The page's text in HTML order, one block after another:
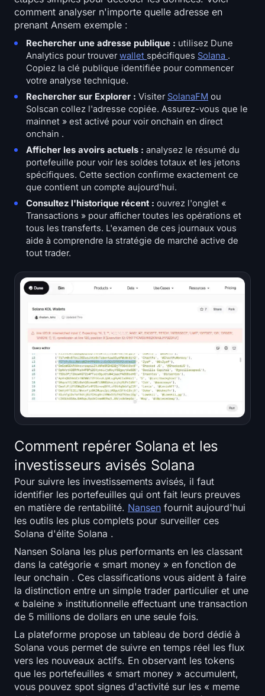
comment analyser n'importe quelle adresse en
prenant Ansem exemple :
Rechercher une adresse publique : utilisez Dune
Analytics pour trouver wallet spécifiques Solana .
Copiez la clé publique identifiée pour commencer
votre analyse technique.
Rechercher sur Explorer : Visiter SolanaFM ou
Solscan collez l'adresse copiée. Assurez-vous que le
mainnet » est activé pour voir onchain en direct
onchain .
Afficher les avoirs actuels : analysez le résumé du
portefeuille pour voir les soldes totaux et les jetons
spécifiques. Cette section confirme exactement ce
que contient un compte aujourd'hui.
Consultez l'historique récent : ouvrez l'onglet «
Transactions » pour afficher toutes les opérations et
tous les transferts. L'examen de ces journaux vous
aide à comprendre la stratégie de marché active de
tout trader.
Comment repérer Solana et les
investisseurs avisés Solana
Pour suivre les investissements avisés, il faut
identifier les portefeuilles qui ont fait leurs preuves
en matière de rentabilité. Nansen fournit aujourd'hui
les outils les plus complets pour surveiller ces
Solana d'élite Solana .
Nansen Solana les plus performants en les classant
dans la catégorie « smart money » en fonction de
leur onchain . Ces classifications vous aident à faire
la distinction entre un simple trader particulier et une
« baleine » institutionnelle effectuant une transaction
de 5 millions de dollars en une seule fois.
La plateforme propose un tableau de bord dédié à
Solana vous permet de suivre en temps réel les flux
vers les nouveaux actifs. En observant les tokens
que les portefeuilles « smart money » accumulent,
vous pouvez spot signes d'activité sur les « meme